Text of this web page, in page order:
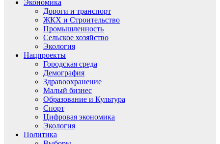
Экономика
Дороги и транспорт
ЖКХ и Строительство
Промышленность
Сельское хозяйство
Экология
Нацпроекты
Городская среда
Демография
Здравоохранение
Малый бизнес
Образование и Культура
Спорт
Цифровая экономика
Экология
Политика